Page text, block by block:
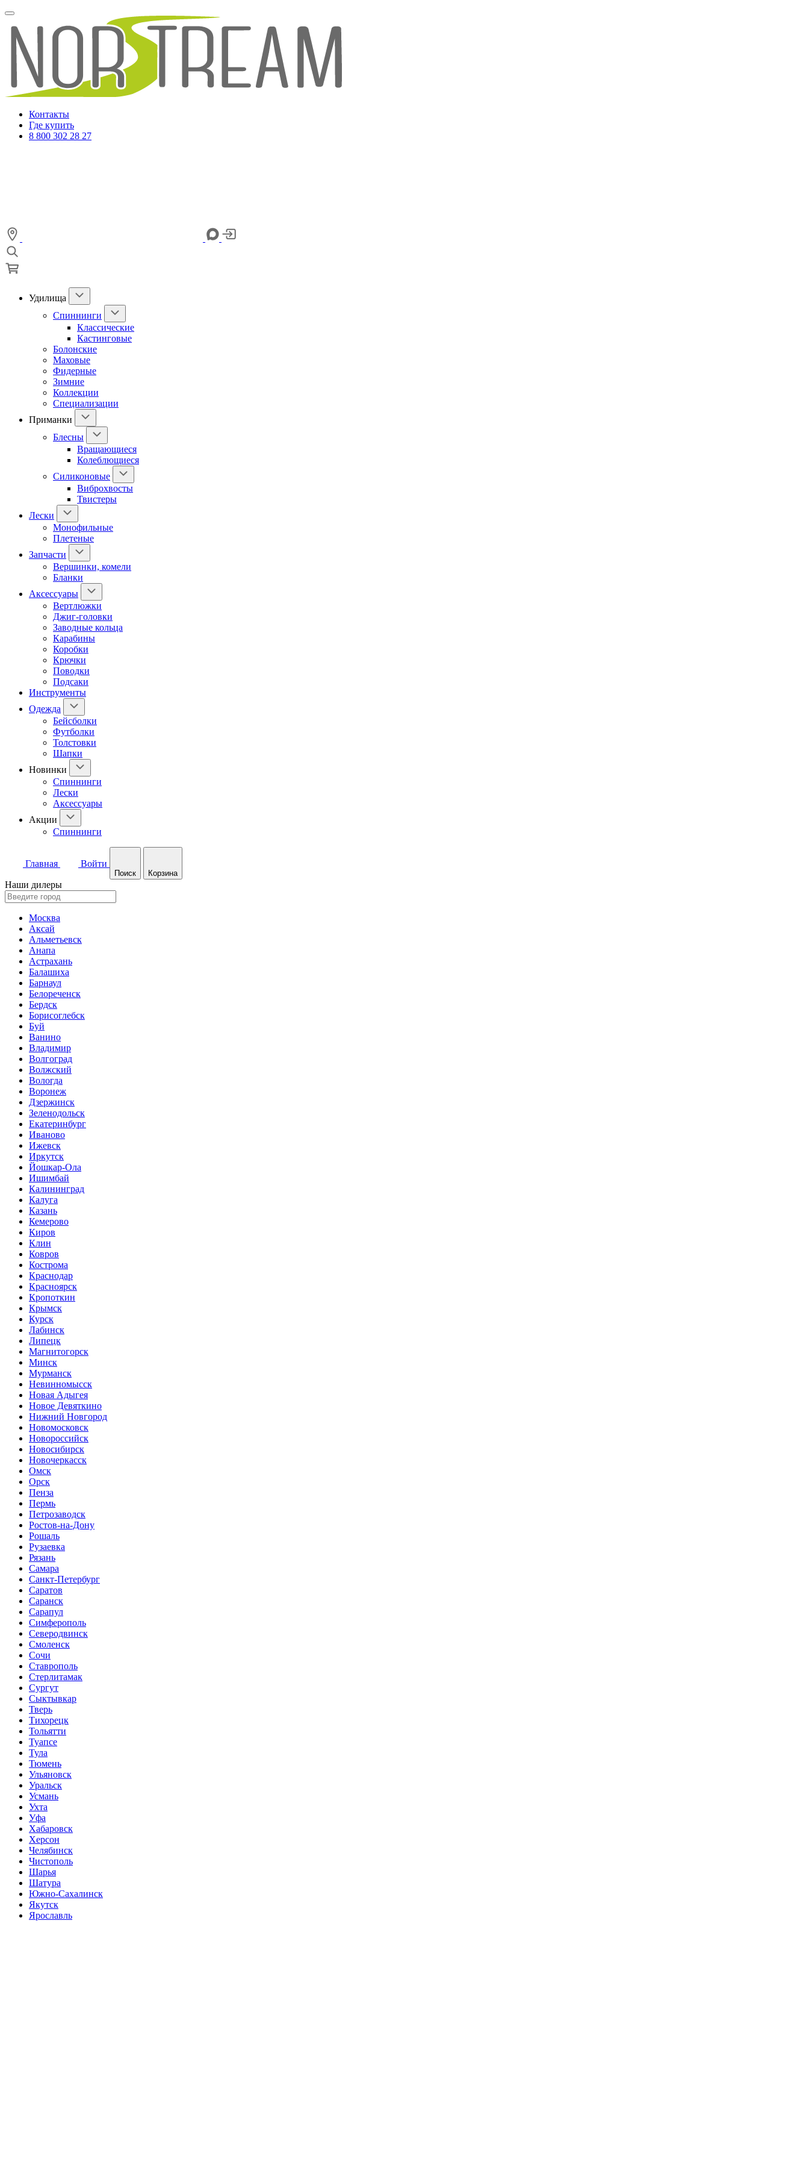
Контакты
Где купить
8 800 302 28 27
Удилища
Спиннинги
Классические
Кастинговые
Болонские
Маховые
Фидерные
Зимние
Коллекции
Специализации
Приманки
Блесны
Вращающиеся
Колеблющиеся
Силиконовые
Виброхвосты
Твистеры
Лески
Монофильные
Плетеные
Запчасти
Вершинки, комели
Бланки
Аксессуары
Вертлюжки
Джиг-головки
Заводные кольца
Карабины
Коробки
Крючки
Поводки
Подсаки
Инструменты
Одежда
Бейсболки
Футболки
Толстовки
Шапки
Новинки
Спиннинги
Лески
Аксессуары
Акции
Спиннинги
Главная Войти
Поиск Корзина
Наши дилеры
Москва
Аксай
Альметьевск
Анапа
Астрахань
Балашиха
Барнаул
Белореченск
Бердск
Борисоглебск
Буй
Ванино
Владимир
Волгоград
Волжский
Вологда
Воронеж
Дзержинск
Зеленодольск
Екатеринбург
Иваново
Ижевск
Иркутск
Йошкар-Ола
Ишимбай
Калининград
Калуга
Казань
Кемерово
Киров
Клин
Ковров
Кострома
Краснодар
Красноярск
Кропоткин
Крымск
Курск
Лабинск
Липецк
Магнитогорск
Минск
Мурманск
Невинномысск
Новая Адыгея
Новое Девяткино
Нижний Новгород
Новомосковск
Новороссийск
Новосибирск
Новочеркасск
Омск
Орск
Пенза
Пермь
Петрозаводск
Ростов-на-Дону
Рошаль
Рузаевка
Рязань
Самара
Санкт-Петербург
Саратов
Саранск
Сарапул
Симферополь
Северодвинск
Смоленск
Сочи
Ставрополь
Стерлитамак
Сургут
Сыктывкар
Тверь
Тихорецк
Тольятти
Туапсе
Тула
Тюмень
Ульяновск
Уральск
Усмань
Ухта
Уфа
Хабаровск
Херсон
Челябинск
Чистополь
Шарья
Шатура
Южно-Сахалинск
Якутск
Ярославль